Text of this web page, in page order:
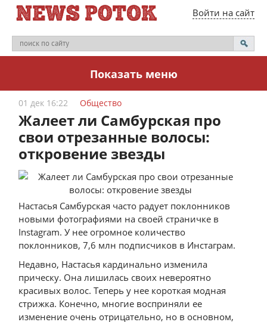
Войти на сайт
Показать меню
01 дек 16:22 Общество
Жалеет ли Самбурская про
свои отрезанные волосы:
откровение звезды
Настасья Самбурская часто радует поклонников
новыми фотографиями на своей страничке в
Instagram. У нее огромное количество
поклонников, 7,6 млн подписчиков в Инстаграм.
Недавно, Настасья кардинально изменила
прическу. Она лишилась своих невероятно
красивых волос. Теперь у нее короткая модная
стрижка. Конечно, многие восприняли ее
изменение очень отрицательно, но в основном,